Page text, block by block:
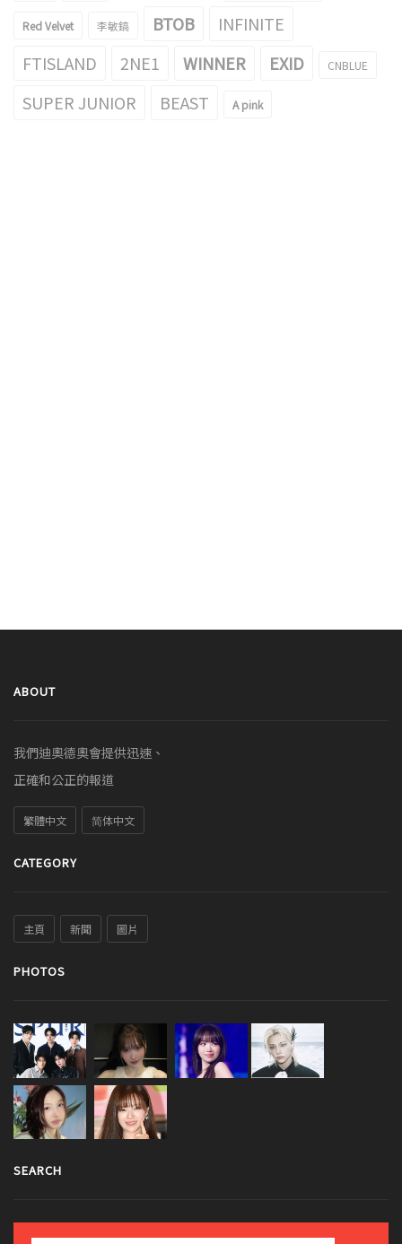
Red Velvet 李敏鎬 BTOB
INFINITE
FTISLAND
2NE1 WINNER EXID CNBLUE
SUPER JUNIOR BEAST A pink
ABOUT
我們迪奧德奧會提供迅速、
正確和公正的報道
繁體中文 简体中文
CATEGORY
主頁 新聞 圖片
PHOTOS
SEARCH